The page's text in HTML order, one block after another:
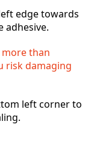
edge towards
adhesive.
than
risk damaging
left corner to